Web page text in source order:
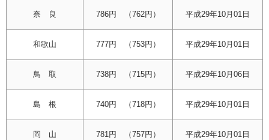
奈 良 786円 （762円） 平成29年10月01日
和歌山 777円 （753円） 平成29年10月01日
鳥 取 738円 （715円） 平成29年10月06日
島 根 740円 （718円） 平成29年10月01日
岡 山 781円 （757円） 平成29年10月01日